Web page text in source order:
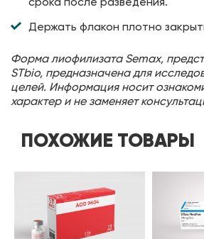
Держать флакон плотно
Форма лиофилизата Semax,
STbio, предназначена для
целей. Информация носит
характер и не заменяет
ПОХОЖИЕ ТОВАРЫ